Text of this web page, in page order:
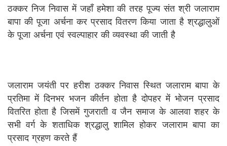
ठक्कर निज निवास में जहाँ हमेशा की तरह पूज्य संत श्री जलाराम
बापा की पूजा अर्चना कर प्रसाद वितरण किया जाता है श्रद्धालुओं
के पूजा अर्चना एवं स्वल्पाहार की व्यवस्था की जाती है
जलाराम जयंती पर हरीश ठक्कर निवास स्थित जलाराम बापा के
प्रतिमा में दिनभर भजन कीर्तन होता है दोपहर में भोजन प्रसाद
वितरित होता है जिसमें गुजराती व जैन समाज के आलवा शहर के
सभी वर्ग के शताधिक श्रद्धालु शामिल होकर जलाराम बापा का
प्रसाद ग्रहण करते हैं